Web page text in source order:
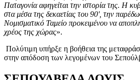
Παταγονία αφηγείται την ιστορία της. Η
στα μέσα της δεκαετίας του 90', την
Νομισματικό Ταμείο προκειμένου να
χρέος της χώρας».
Πολύτιμη υπήρξε η βοήθεια της
στην απόδοση των λεγομένων του